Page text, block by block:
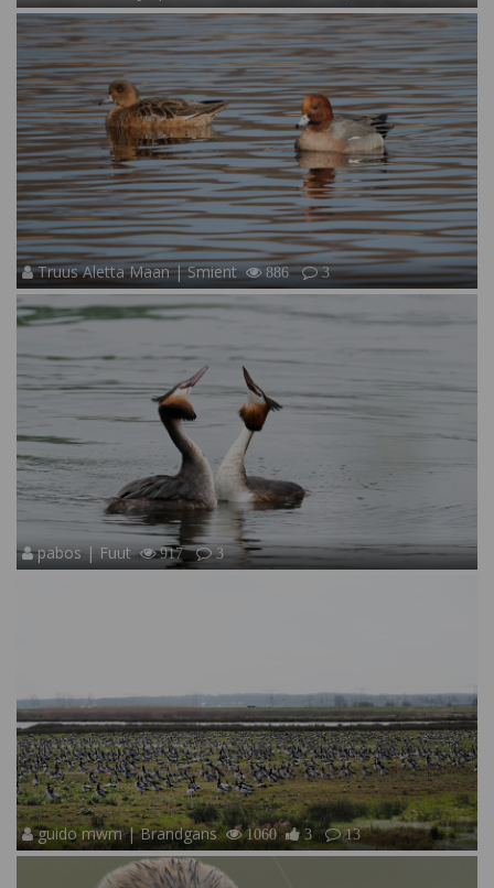
Truus Aletta Maan | Smient 886 3
pabos | Fuut 917 3
guido mwm | Brandgans 1060 3 13